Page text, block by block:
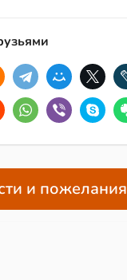
и пожелания